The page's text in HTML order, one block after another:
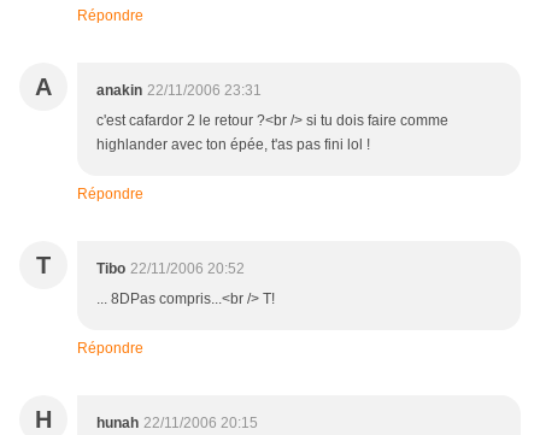
Répondre
A anakin 22/11/2006 23:31
c'est cafardor 2 le retour ?<br /> si tu dois faire comme
highlander avec ton épée, t'as pas fini lol !
Répondre
T Tibo 22/11/2006 20:52
... 8DPas compris...<br /> T!
Répondre
H hunah 22/11/2006 20:15